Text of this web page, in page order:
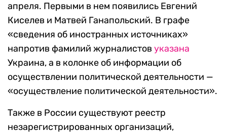
апреля. Первыми в нем появились Евгений
Киселев и Матвей Ганапольский. В графе
«сведения об иностранных источниках»
напротив фамилий журналистов указана
Украина, а в колонке об информации об
осуществлении политической деятельности —
«осуществление политической деятельности».
Также в России существуют реестр
незарегистрированных организаций,